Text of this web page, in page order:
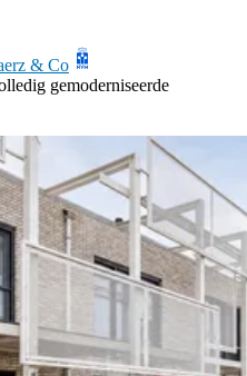
& Co
gemoderniseerde